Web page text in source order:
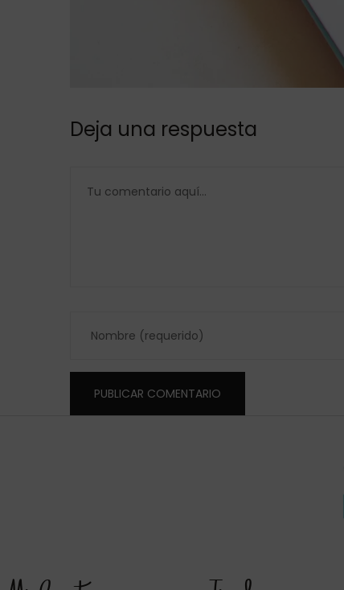
Deja una respuesta